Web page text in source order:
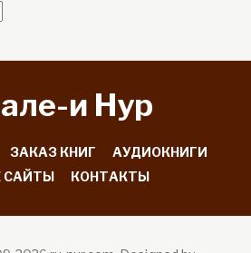
и Hyp
ЗАКАЗ КНИГ
АУДИОКНИГИ
САЙТЫ
КОНТАКТЫ